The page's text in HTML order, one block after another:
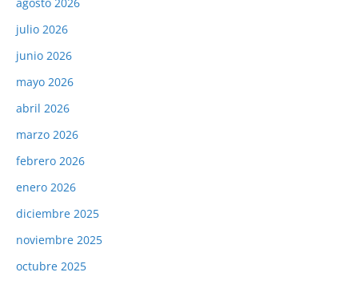
agosto 2026
julio 2026
junio 2026
mayo 2026
abril 2026
marzo 2026
febrero 2026
enero 2026
diciembre 2025
noviembre 2025
octubre 2025